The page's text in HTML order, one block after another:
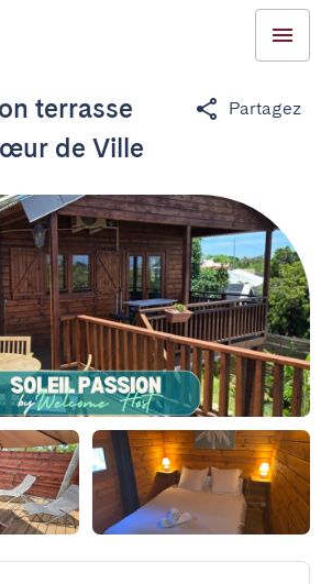
terrasse
de Ville
Partagez